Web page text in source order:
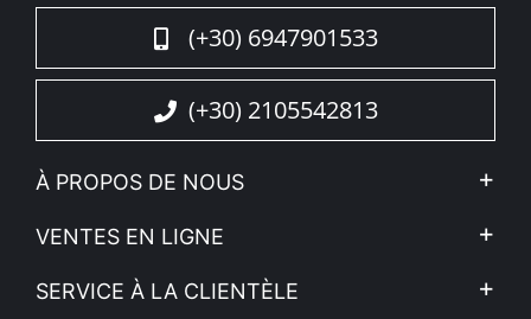
(+30) 6947901533
(+30) 2105542813
À PROPOS DE NOUS
L'entreprise
Voir nos actualités
VENTES EN LIGNE
Mon compte
SERVICE À LA CLIENTÈLE